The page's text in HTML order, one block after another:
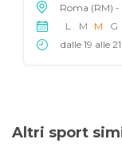
Roma (RM) -
L
M M G
dalle 19 alle 21
Altri sport